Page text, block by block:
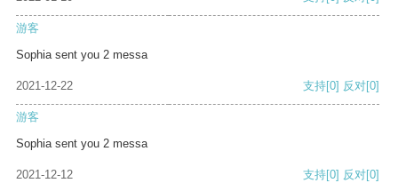
游客
Sophia sent you 2 messa
2021-12-22 支持[0] 反对[0]
游客
Sophia sent you 2 messa
2021-12-12 支持[0] 反对[0]